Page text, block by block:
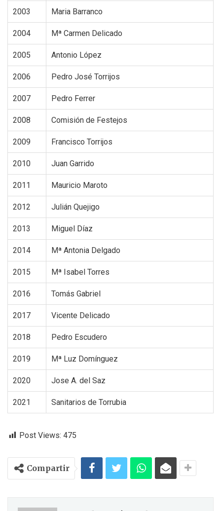
2003 Maria Barranco
2004 Mª Carmen Delicado
2005 Antonio López
2006 Pedro José Torrijos
2007 Pedro Ferrer
2008 Comisión de Festejos
2009 Francisco Torrijos
2010 Juan Garrido
2011 Mauricio Maroto
2012 Julián Quejigo
2013 Miguel Díaz
2014 Mª Antonia Delgado
2015 Mª Isabel Torres
2016 Tomás Gabriel
2017 Vicente Delicado
2018 Pedro Escudero
2019 Mª Luz Domínguez
2020 Jose A. del Saz
2021 Sanitarios de Torrubia
Post Views: 475
Compartir